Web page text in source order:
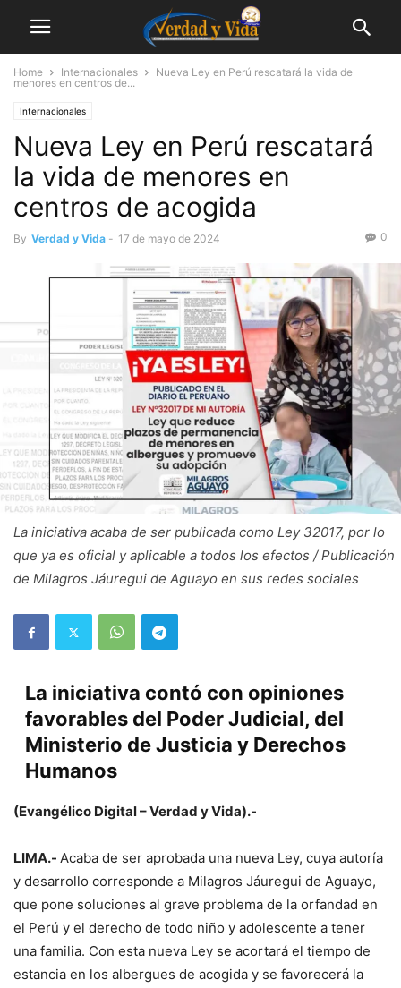
Home Internacionales
Nueva Ley en Perú rescatará la vida de
menores en centros de...
Internacionales
Nueva Ley en Perú rescatará
la vida de menores en
centros de acogida
By Verdad y Vida - 17 de mayo de 2024 0
La iniciativa acaba de ser publicada como Ley 32017, por lo
que ya es oficial y aplicable a todos los efectos / Publicación
de Milagros Jáuregui de Aguayo en sus redes sociales
La iniciativa contó con opiniones
favorables del Poder Judicial, del
Ministerio de Justicia y Derechos
Humanos
(Evangélico Digital – Verdad y Vida).-
LIMA.- Acaba de ser aprobada una nueva Ley, cuya autoría
y desarrollo corresponde a Milagros Jáuregui de Aguayo,
que pone soluciones al grave problema de la orfandad en
el Perú y el derecho de todo niño y adolescente a tener
una familia. Con esta nueva Ley se acortará el tiempo de
estancia en los albergues de acogida y se favorecerá la